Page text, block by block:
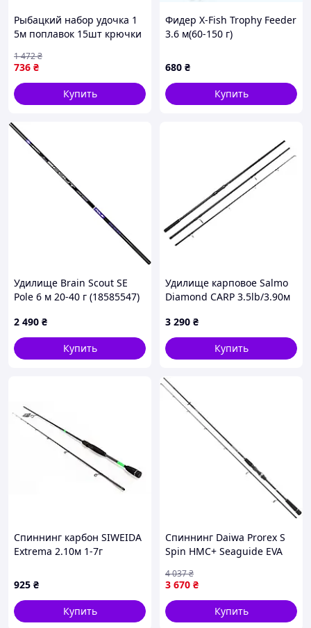
Рыбацкий набор удочка 1
5м поплавок 15шт крючки
катушкой
736 ₴
1 472₴
Купить
Фидер X-Fish Trophy Feeder
3.6 м(60-150 г)
680 ₴
Купить
Удилище Brain Scout SE
Pole 6 м 20-40 г (18585547)
2 490 ₴
Купить
Удилище карповое Salmo
Diamond CARP 3.5lb/3.90м
3 290 ₴
Купить
Спиннинг карбон SIWEIDA
Extrema 2.10м 1-7г
925 ₴
Купить
Спиннинг Daiwa Prorex S
Spin HMC+ Seaguide EVA
2.70м 15-50g (2135-vart)
3 670 ₴
4 037₴
Купить